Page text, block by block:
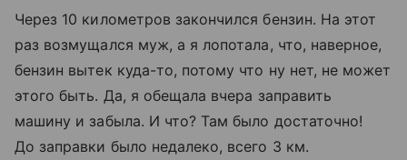
Через 10 километров закончился бензин. На этот
раз возмущался муж, а я лопотала, что, наверное,
бензин вытек куда-то, потому что ну нет, не может
этого быть. Да, я обещала вчера заправить
машину и забыла. И что? Там было достаточно!
До заправки было недалеко, всего 3 км.